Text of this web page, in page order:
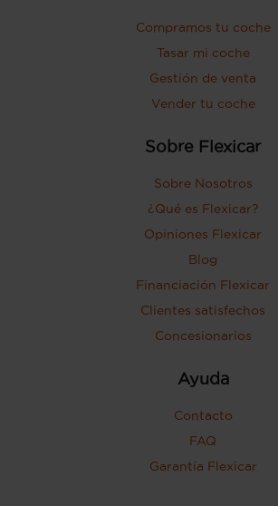
Compramos tu coche
Tasar mi coche
Gestión de venta
Vender tu coche
Sobre Flexicar
Sobre Nosotros
¿Qué es Flexicar?
Opiniones Flexicar
Blog
Financiación Flexicar
Clientes satisfechos
Concesionarios
Ayuda
Contacto
FAQ
Garantía Flexicar